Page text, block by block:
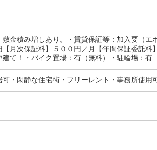
敷金積み増しあり。・賃貸保証等：加入要（
月次保証料】５００円／月【年間保証委託料
て！・バイク置場：有（無料）・駐輪場：有
・閑静な住宅街・フリーレント・事務所使用